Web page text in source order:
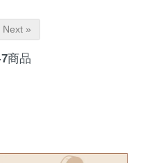
Next »
商品